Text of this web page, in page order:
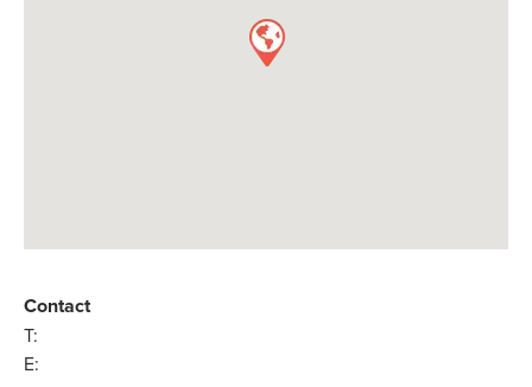
Contact
T:
E: